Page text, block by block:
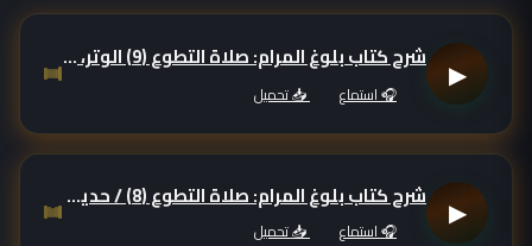
▶ شرح كتاب بلوغ المرام: صلاة التطوع (9) الوتر، حديث (من كل الليل أوتر رسول الله ﷺ، وحديث: ياعبد الله لا تكن كفلان ..، وحديث إن الله وتر ويحب الوتر .. ).
🎧 استماع 📥 تحميل
▶ شرح كتاب بلوغ المرام: صلاة التطوع (8) / حديث: (خارجة وعبد الله بن بريدة في الوتر)
🎧 استماع 📥 تحميل